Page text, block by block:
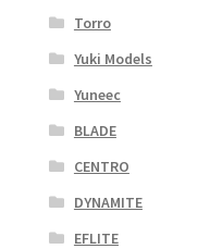
Torro
Yuki Models
Yuneec
BLADE
CENTRO
DYNAMITE
EFLITE